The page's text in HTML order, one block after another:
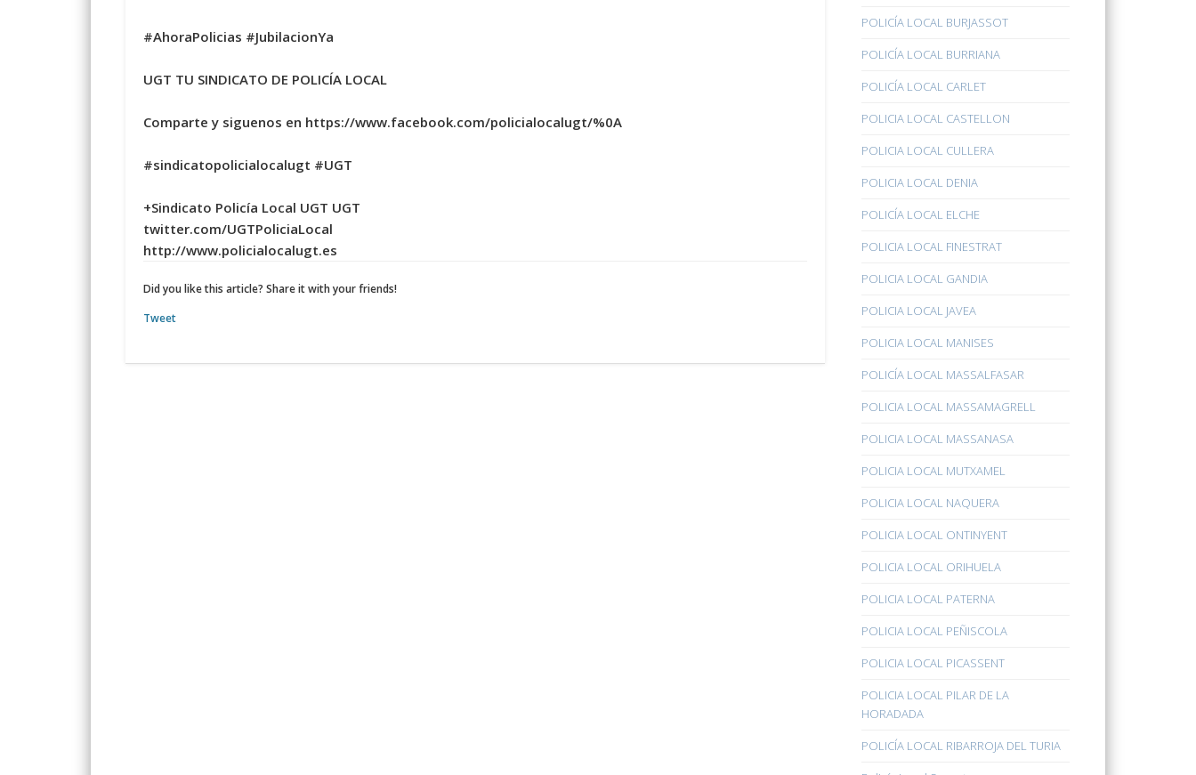
#AhoraPolicias #JubilacionYa
UGT TU SINDICATO DE POLICÍA LOCAL
Comparte y siguenos en https://www.facebook.com/policialocalugt/%0A
#sindicatopolicialocalugt #UGT
+Sindicato Policía Local UGT UGT
twitter.com/UGTPoliciaLocal
http://www.policialocalugt.es
Did you like this article? Share it with your friends!
Tweet
POLICÍA LOCAL BURJASSOT
POLICÍA LOCAL BURRIANA
POLICÍA LOCAL CARLET
POLICIA LOCAL CASTELLON
POLICIA LOCAL CULLERA
POLICIA LOCAL DENIA
POLICÍA LOCAL ELCHE
POLICIA LOCAL FINESTRAT
POLICIA LOCAL GANDIA
POLICIA LOCAL JAVEA
POLICIA LOCAL MANISES
POLICÍA LOCAL MASSALFASAR
POLICIA LOCAL MASSAMAGRELL
POLICIA LOCAL MASSANASA
POLICIA LOCAL MUTXAMEL
POLICIA LOCAL NAQUERA
POLICIA LOCAL ONTINYENT
POLICIA LOCAL ORIHUELA
POLICIA LOCAL PATERNA
POLICIA LOCAL PEÑISCOLA
POLICIA LOCAL PICASSENT
POLICIA LOCAL PILAR DE LA
HORADADA
POLICÍA LOCAL RIBARROJA DEL TURIA